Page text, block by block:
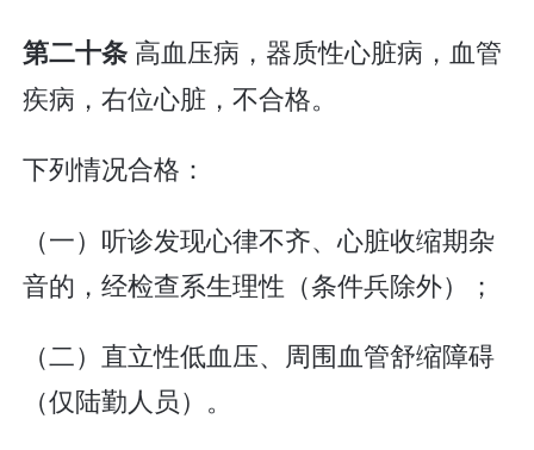
第二十条 高血压病，器质性心脏病，血管
疾病，右位心脏，不合格。
下列情况合格：
（一）听诊发现心律不齐、心脏收缩期杂
音的，经检查系生理性（条件兵除外）；
（二）直立性低血压、周围血管舒缩障碍
（仅陆勤人员）。